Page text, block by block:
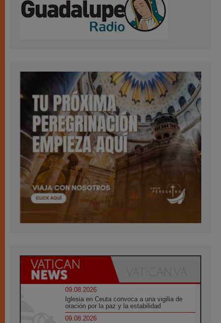
09.08.2026
Iglesia en Ceuta convoca a una vigilia de
oración por la paz y la estabilidad
09.08.2026